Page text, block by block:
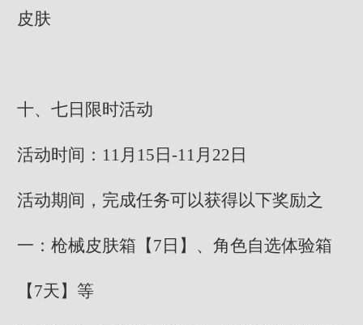
皮肤
十、七日限时活动
活动时间：11月15日-11月22日
活动期间，完成任务可以获得以下奖励之
一：枪械皮肤箱【7日】、角色自选体验箱
【7天】等